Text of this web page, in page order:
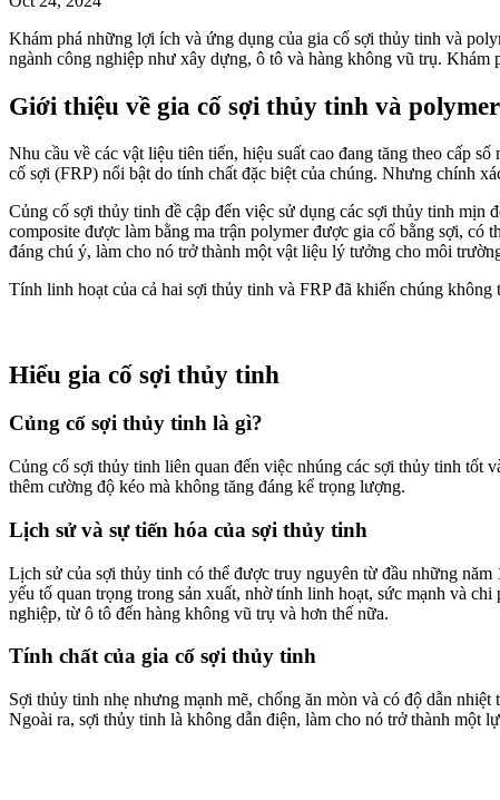
Khám phá những lợi ích và ứng dụng của gia cố sợi thủy tinh và
ngành công nghiệp như xây dựng, ô tô và hàng không vũ trụ.
Giới thiệu về gia cố sợi thủy tinh và
Nhu cầu về các vật liệu tiên tiến, hiệu suất cao đang tăng theo cấp
cố sợi (FRP) nổi bật do tính chất đặc biệt của chúng. Nhưng chính
Củng cố sợi thủy tinh đề cập đến việc sử dụng các sợi thủy tinh mịn
composite được làm bằng ma trận polymer được gia cố bằng sợi, có
đáng chú ý, làm cho nó trở thành một vật liệu lý tưởng cho môi
Tính linh hoạt của cả hai sợi thủy tinh và FRP đã khiến chúng
Hiểu gia cố sợi thủy tinh
Củng cố sợi thủy tinh là gì?
Củng cố sợi thủy tinh liên quan đến việc nhúng các sợi thủy tinh tốt
thêm cường độ kéo mà không tăng đáng kể trọng lượng.
Lịch sử và sự tiến hóa của sợi thủy tinh
Lịch sử của sợi thủy tinh có thể được truy nguyên từ đầu những
yếu tố quan trọng trong sản xuất, nhờ tính linh hoạt, sức mạnh và
nghiệp, từ ô tô đến hàng không vũ trụ và hơn thế nữa.
Tính chất của gia cố sợi thủy tinh
Sợi thủy tinh nhẹ nhưng mạnh mẽ, chống ăn mòn và có độ dẫn
Ngoài ra, sợi thủy tinh là không dẫn điện, làm cho nó trở thành một